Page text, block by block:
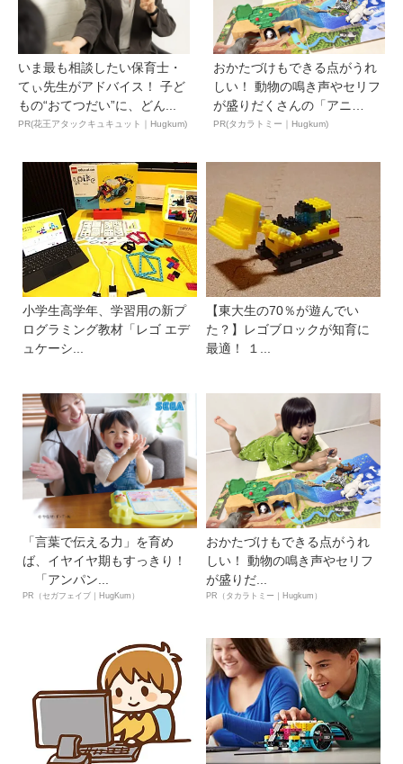
いま最も相談したい保育士・
てぃ先生がアドバイス！ 子ど
もの“おてつだい”に、どん...
PR(花王アタックキュキュット｜Hugkum)
おかたづけもできる点がうれ
しい！ 動物の鳴き声やセリフ
が盛りだくさんの「アニ
ア ...
PR(タカラトミー｜Hugkum)
小学生高学年、学習用の新プ
ログラミング教材「レゴ エデ
ュケーシ...
【東大生の70％が遊んでい
た？】レゴブロックが知育に
最適！ １...
「言葉で伝える力」を育め
ば、イヤイヤ期もすっきり！
「アンパン...
PR（セガフェイブ｜HugKum）
おかたづけもできる点がうれ
しい！ 動物の鳴き声やセリフ
が盛りだ...
PR（タカラトミー｜Hugkum）